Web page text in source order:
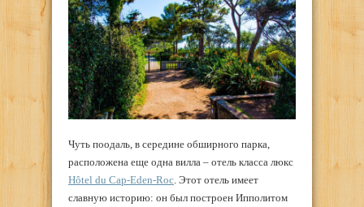
Чуть поодаль, в середине обширного парка,
расположена еще одна вилла – отель класса люкс
Hôtel du Cap-Eden-Roc . Этот отель имеет
славную историю: он был построен Ипполитом